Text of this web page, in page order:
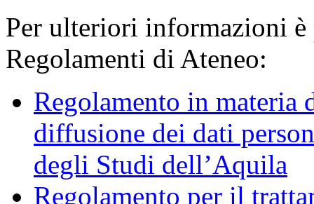
Per ulteriori informazioni è
Regolamenti di Ateneo:
Regolamento in materia
diffusione dei dati
degli Studi dell’Aquila
Regolamento per il